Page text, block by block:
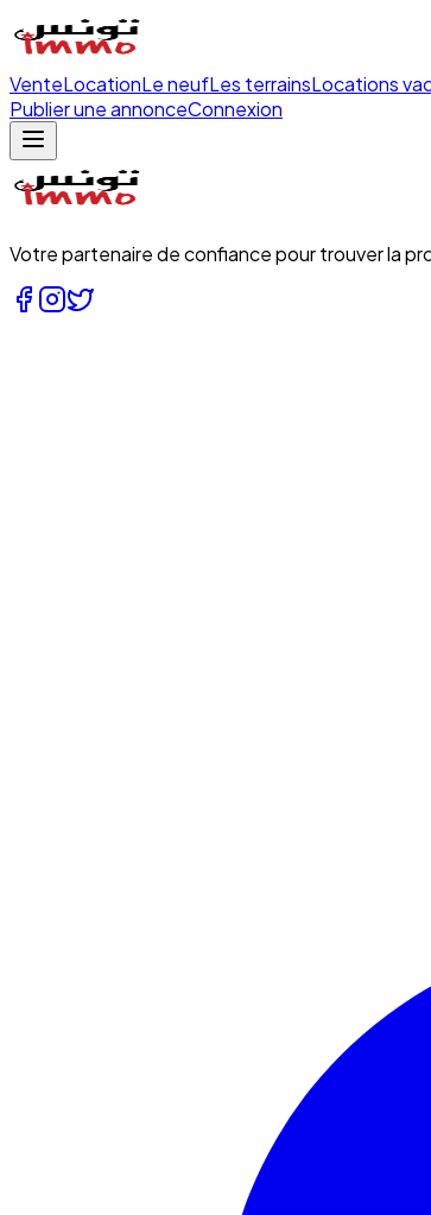
VenteLocationLe neufLes terrainsLocations
Publier une annonceConnexion
Votre partenaire de confiance pour trouver la